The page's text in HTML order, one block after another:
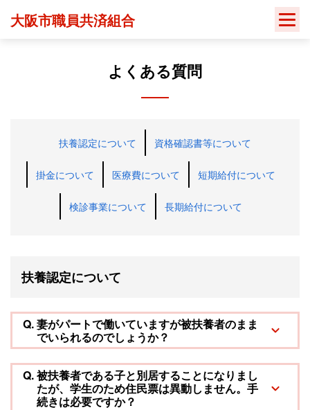
大阪市職員共済組合
よくある質問
扶養認定について 資格確認書等について
掛金について 医療費について 短期給付について
検診事業について 長期給付について
扶養認定について
Q.妻がパートで働いていますが被扶養者のまま
でいられるのでしょうか？
Q.被扶養者である子と別居することになりまし
たが、学生のため住民票は異動しません。手
続きは必要ですか？